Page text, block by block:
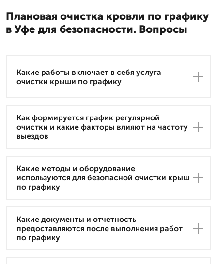
Плановая очистка кровли по графику
в Уфе для безопасности. Вопросы
Какие работы включает в себя услуга
очистки крыши по графику
Как формируется график регулярной
очистки и какие факторы влияют на частоту
выездов
Какие методы и оборудование
используются для безопасной очистки крыш
по графику
Какие документы и отчетность
предоставляются после выполнения работ
по графику